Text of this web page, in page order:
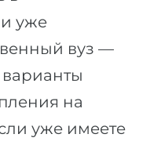
уже
вуз —
на
уже имеете